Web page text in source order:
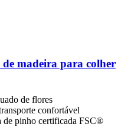
de madeira para colher
de flores
confortável
de pinho certificada FSC®